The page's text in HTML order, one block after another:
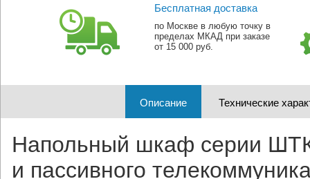
Бесплатная доставка
по Москве в любую точку в
пределах МКАД при заказе
от 15 000 руб.
Описание Технические
Напольный шкаф серии
и пассивного